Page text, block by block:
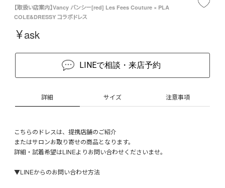
【取扱い店案内】Vancy バンシー[red] Les Fees Couture × PLA
COLE&DRESSY コラボドレス
¥ask
LINEで相談・来店予約
詳細 サイズ 注意事項
こちらのドレスは、提携店舗のご紹介
またはサロンお取り寄せの商品となります。
詳細・試着希望はLINEよりお問い合わせくださいませ。
▼LINEからのお問い合わせ方法